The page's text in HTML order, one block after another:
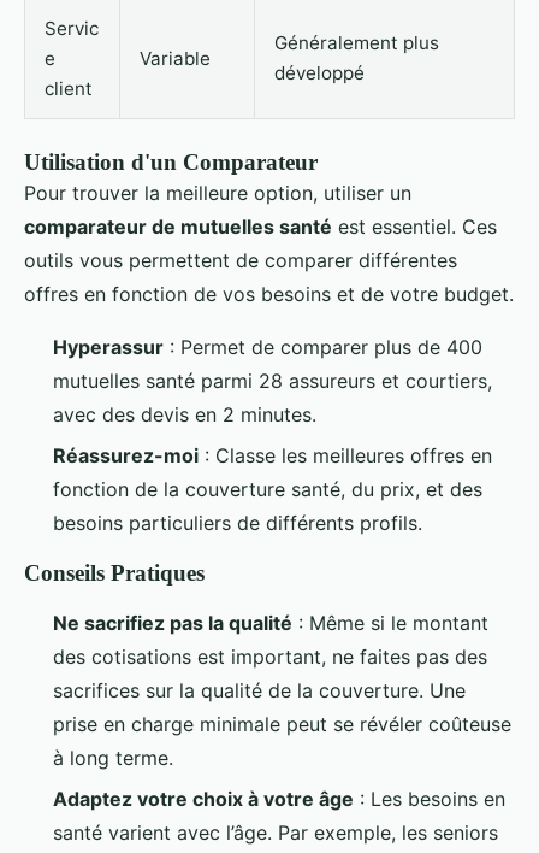
Servic
e
client
Variable
Généralement plus
développé
Utilisation d'un Comparateur
Pour trouver la meilleure option, utiliser un
comparateur de mutuelles santé est essentiel. Ces
outils vous permettent de comparer différentes
offres en fonction de vos besoins et de votre budget.
Hyperassur : Permet de comparer plus de 400
mutuelles santé parmi 28 assureurs et courtiers,
avec des devis en 2 minutes.
Réassurez-moi : Classe les meilleures offres en
fonction de la couverture santé, du prix, et des
besoins particuliers de différents profils.
Conseils Pratiques
Ne sacrifiez pas la qualité : Même si le montant
des cotisations est important, ne faites pas des
sacrifices sur la qualité de la couverture. Une
prise en charge minimale peut se révéler coûteuse
à long terme.
Adaptez votre choix à votre âge : Les besoins en
santé varient avec l’âge. Par exemple, les seniors